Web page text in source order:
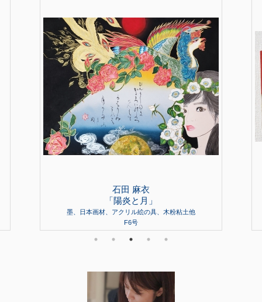
石田 麻衣
「陽炎と月」
墨、日本画材、アクリル絵の具、木粉粘土他
F6号